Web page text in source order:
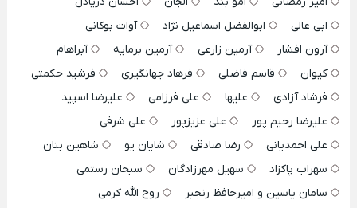
ابی عالی
ابوالفضل اسماعیل نژاد
آوات بوکانی
آرون افشار
آرمین زارعی آرمین برمایه
آبراهام
کیوان
قاسم فاضلی فرهاد جهانگیری
فرشید حکمتی
فرشاد آزادی
علیها علی فرزامی
علیرضا اسپید
علیرضا رحیم پور
علی عزیزپور
علی شرفی
علی احمدیانی
رضا صادقی شایان یو
شاهین بنان
سهراب پاکزاد
سهیل مهرزادگان
سبحان رستمی
سامان یاسین و امیرحافظ رنجبر
روح الله کرمی